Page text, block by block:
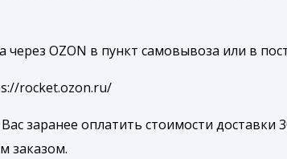
OZON в пункт самовывоза или в
rocket.ozon.ru/
заранее оплатить стоимости доставки
заказом.